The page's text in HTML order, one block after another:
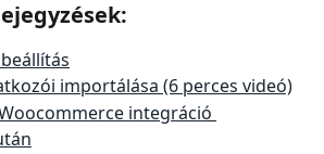
importálása (6 perces videó)
integráció